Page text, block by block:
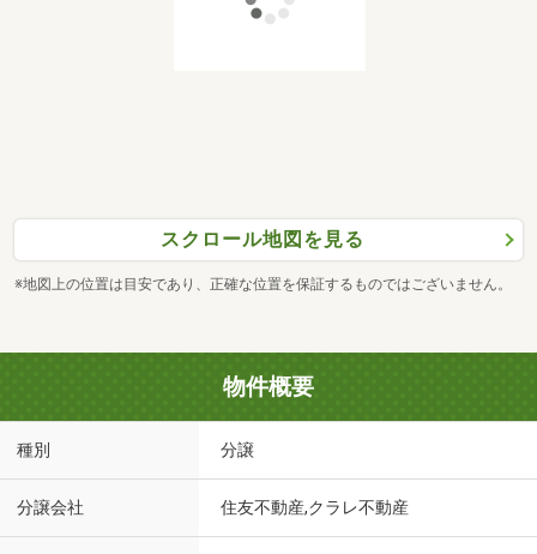
スクロール地図を見る
※地図上の位置は目安であり、正確な位置を保証するものではございません。
物件概要
種別 分譲
分譲会社 住友不動産,クラレ不動産